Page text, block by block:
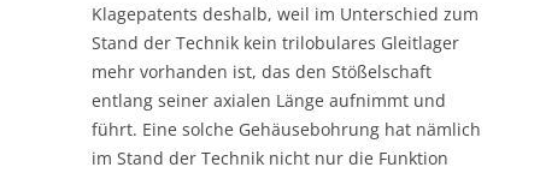
Klagepatents deshalb, weil im Unterschied zum
Stand der Technik kein trilobulares Gleitlager
mehr vorhanden ist, das den Stößelschaft
entlang seiner axialen Länge aufnimmt und
führt. Eine solche Gehäusebohrung hat nämlich
im Stand der Technik nicht nur die Funktion